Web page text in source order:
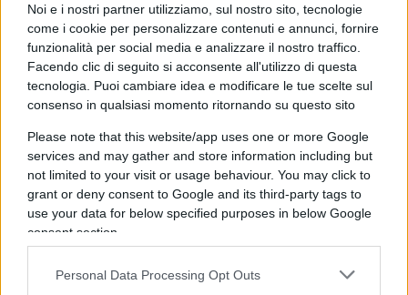
Noi e i nostri partner utilizziamo, sul nostro sito, tecnologie
come i cookie per personalizzare contenuti e annunci, fornire
funzionalità per social media e analizzare il nostro traffico.
Facendo clic di seguito si acconsente all'utilizzo di questa
tecnologia. Puoi cambiare idea e modificare le tue scelte sul
consenso in qualsiasi momento ritornando su questo sito
Please note that this website/app uses one or more Google
services and may gather and store information including but
not limited to your visit or usage behaviour. You may click to
grant or deny consent to Google and its third-party tags to
use your data for below specified purposes in below Google
consent section.
Personal Data Processing Opt Outs
grande debito pubblico. Per Trump sarebbe un
problema se l’Europa smettesse di comprare titoli
del Tesoro americano. Con queste due pistole
fumanti sul tavolo,l’Ue può trattare alla pari
con gli Usa . E minacciare pure un riavvicinamento
alla Cina, anch’essa ricca di titoli di debito
americani. Trump vuole imporre dazi agli altri
Paesi, anche alleati, per ridurre, di importo pari a
quello che riscuote con i dazi, le imposte dirette e
indirette su persone fisiche e imprese americane.
ma solo dazi per finanziare il Paese. Sarà questo